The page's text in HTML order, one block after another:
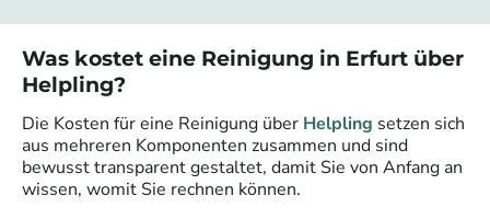
Was kostet eine Reinigung in Erfurt über
Helpling?
Die Kosten für eine Reinigung über Helpling setzen sich
aus mehreren Komponenten zusammen und sind
bewusst transparent gestaltet, damit Sie von Anfang an
wissen, womit Sie rechnen können.